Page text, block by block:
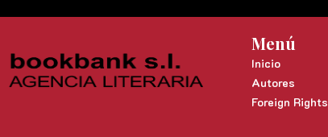
Menú
Inicio
Autores
Foreign Rights